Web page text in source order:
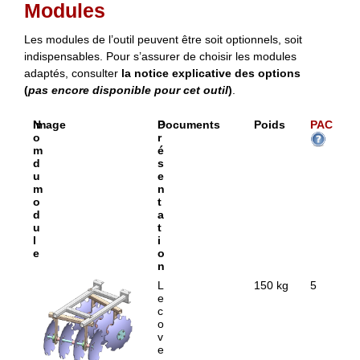
Modules
Les modules de l’outil peuvent être soit optionnels, soit
indispensables. Pour s’assurer de choisir les modules
adaptés, consulter la notice explicative des options
(pas encore disponible pour cet outil)
N
o
m
d
u
m
o
d
u
l
e
Image
P
r
é
s
e
n
t
a
t
i
o
n
Documents Poids PAC
L
e
c
o
v
e
150 kg 5